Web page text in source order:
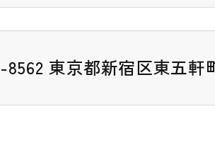
8562 東京都新宿区東五